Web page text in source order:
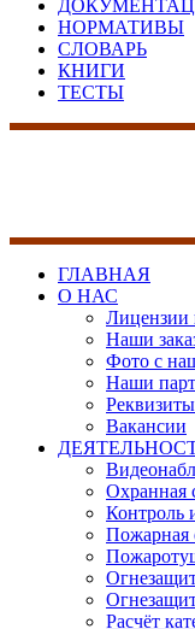
НОРМАТИВЫ
СЛОВАРЬ
КНИГИ
ТЕСТЫ
ГЛАВНАЯ
О НАС
Лицензии
Наши
Фото с
Наши
Вакансии
Охранная
Контроль
Пожарная
Расчёт